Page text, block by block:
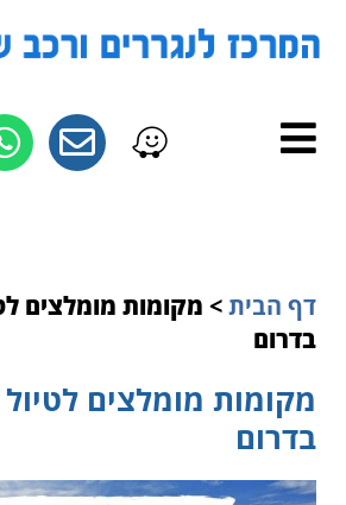
דף הבית> מקומות מומלצים
בדרום
מקומות מומלצים
בדרום